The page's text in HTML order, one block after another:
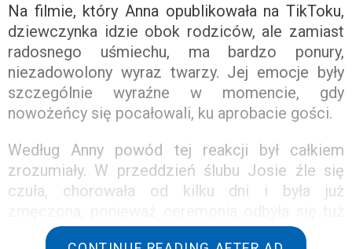
Na filmie, który Anna opublikowała na TikToku,
dziewczynka idzie obok rodziców, ale zamiast
radosnego uśmiechu, ma bardzo ponury,
niezadowolony wyraz twarzy. Jej emocje były
szczególnie wyraźne w momencie, gdy
nowożeńcy się pocałowali, ku aprobacie gości.
Według Anny powód tej reakcji był całkiem
zrozumiały. W przeddzień ślubu Josie źle się
czuła, chorowała od kilku dni i była już
przed jej zwykłą porą snu. Ale co najważniejsze,